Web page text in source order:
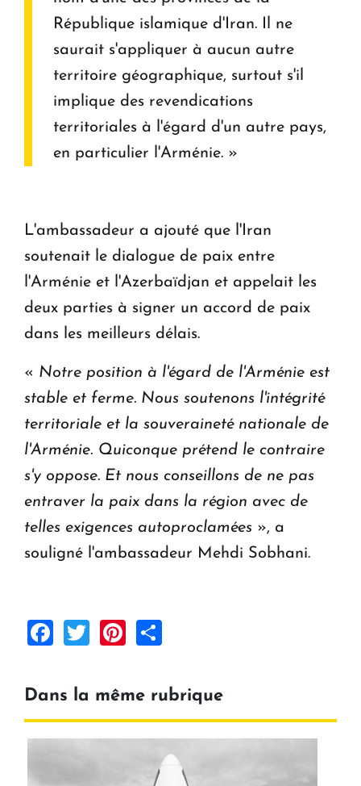
République islamique d'Iran. Il ne
saurait s'appliquer à aucun autre
territoire géographique, surtout s'il
implique des revendications
territoriales à l'égard d'un autre pays,
en particulier l'Arménie. »
L'ambassadeur a ajouté que l'Iran
soutenait le dialogue de paix entre
l'Arménie et l'Azerbaïdjan et appelait les
deux parties à signer un accord de paix
dans les meilleurs délais.
« Notre position à l'égard de l'Arménie est
stable et ferme. Nous soutenons l'intégrité
territoriale et la souveraineté nationale de
l'Arménie. Quiconque prétend le contraire
s'y oppose. Et nous conseillons de ne pas
entraver la paix dans la région avec de
telles exigences autoproclamées », a
souligné l'ambassadeur Mehdi Sobhani.
Facebook
TwitterPinterest
Dans la même rubrique